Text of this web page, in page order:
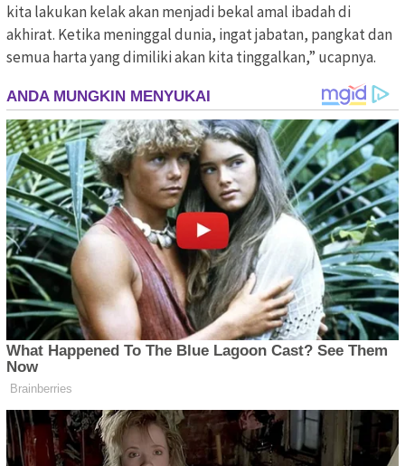
kita lakukan kelak akan menjadi bekal amal ibadah di
akhirat. Ketika meninggal dunia, ingat jabatan, pangkat dan
semua harta yang dimiliki akan kita tinggalkan,” ucapnya.